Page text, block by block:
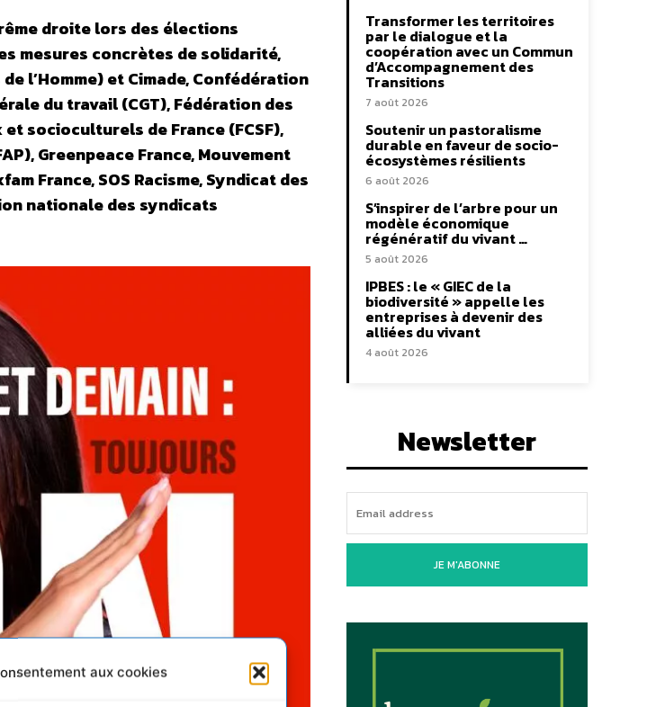
aux cookies
droite lors des élections
mesures concrètes de solidarité,
l’Homme) et Cimade, Confédération
du travail (CGT), Fédération des
socioculturels de France (FCSF),
Greenpeace France, Mouvement
France, SOS Racisme, Syndicat des
nationale des syndicats
Transformer les territoires
par le dialogue et la
coopération avec un Commun
d’Accompagnement des
Transitions
7 août 2026
Soutenir un pastoralisme
durable en faveur de socio-
écosystèmes résilients
6 août 2026
S’inspirer de l’arbre pour un
modèle économique
régénératif du vivant …
5 août 2026
IPBES : le « GIEC de la
biodiversité » appelle les
entreprises à devenir des
alliées du vivant
4 août 2026
Newsletter
JE M'ABONNE